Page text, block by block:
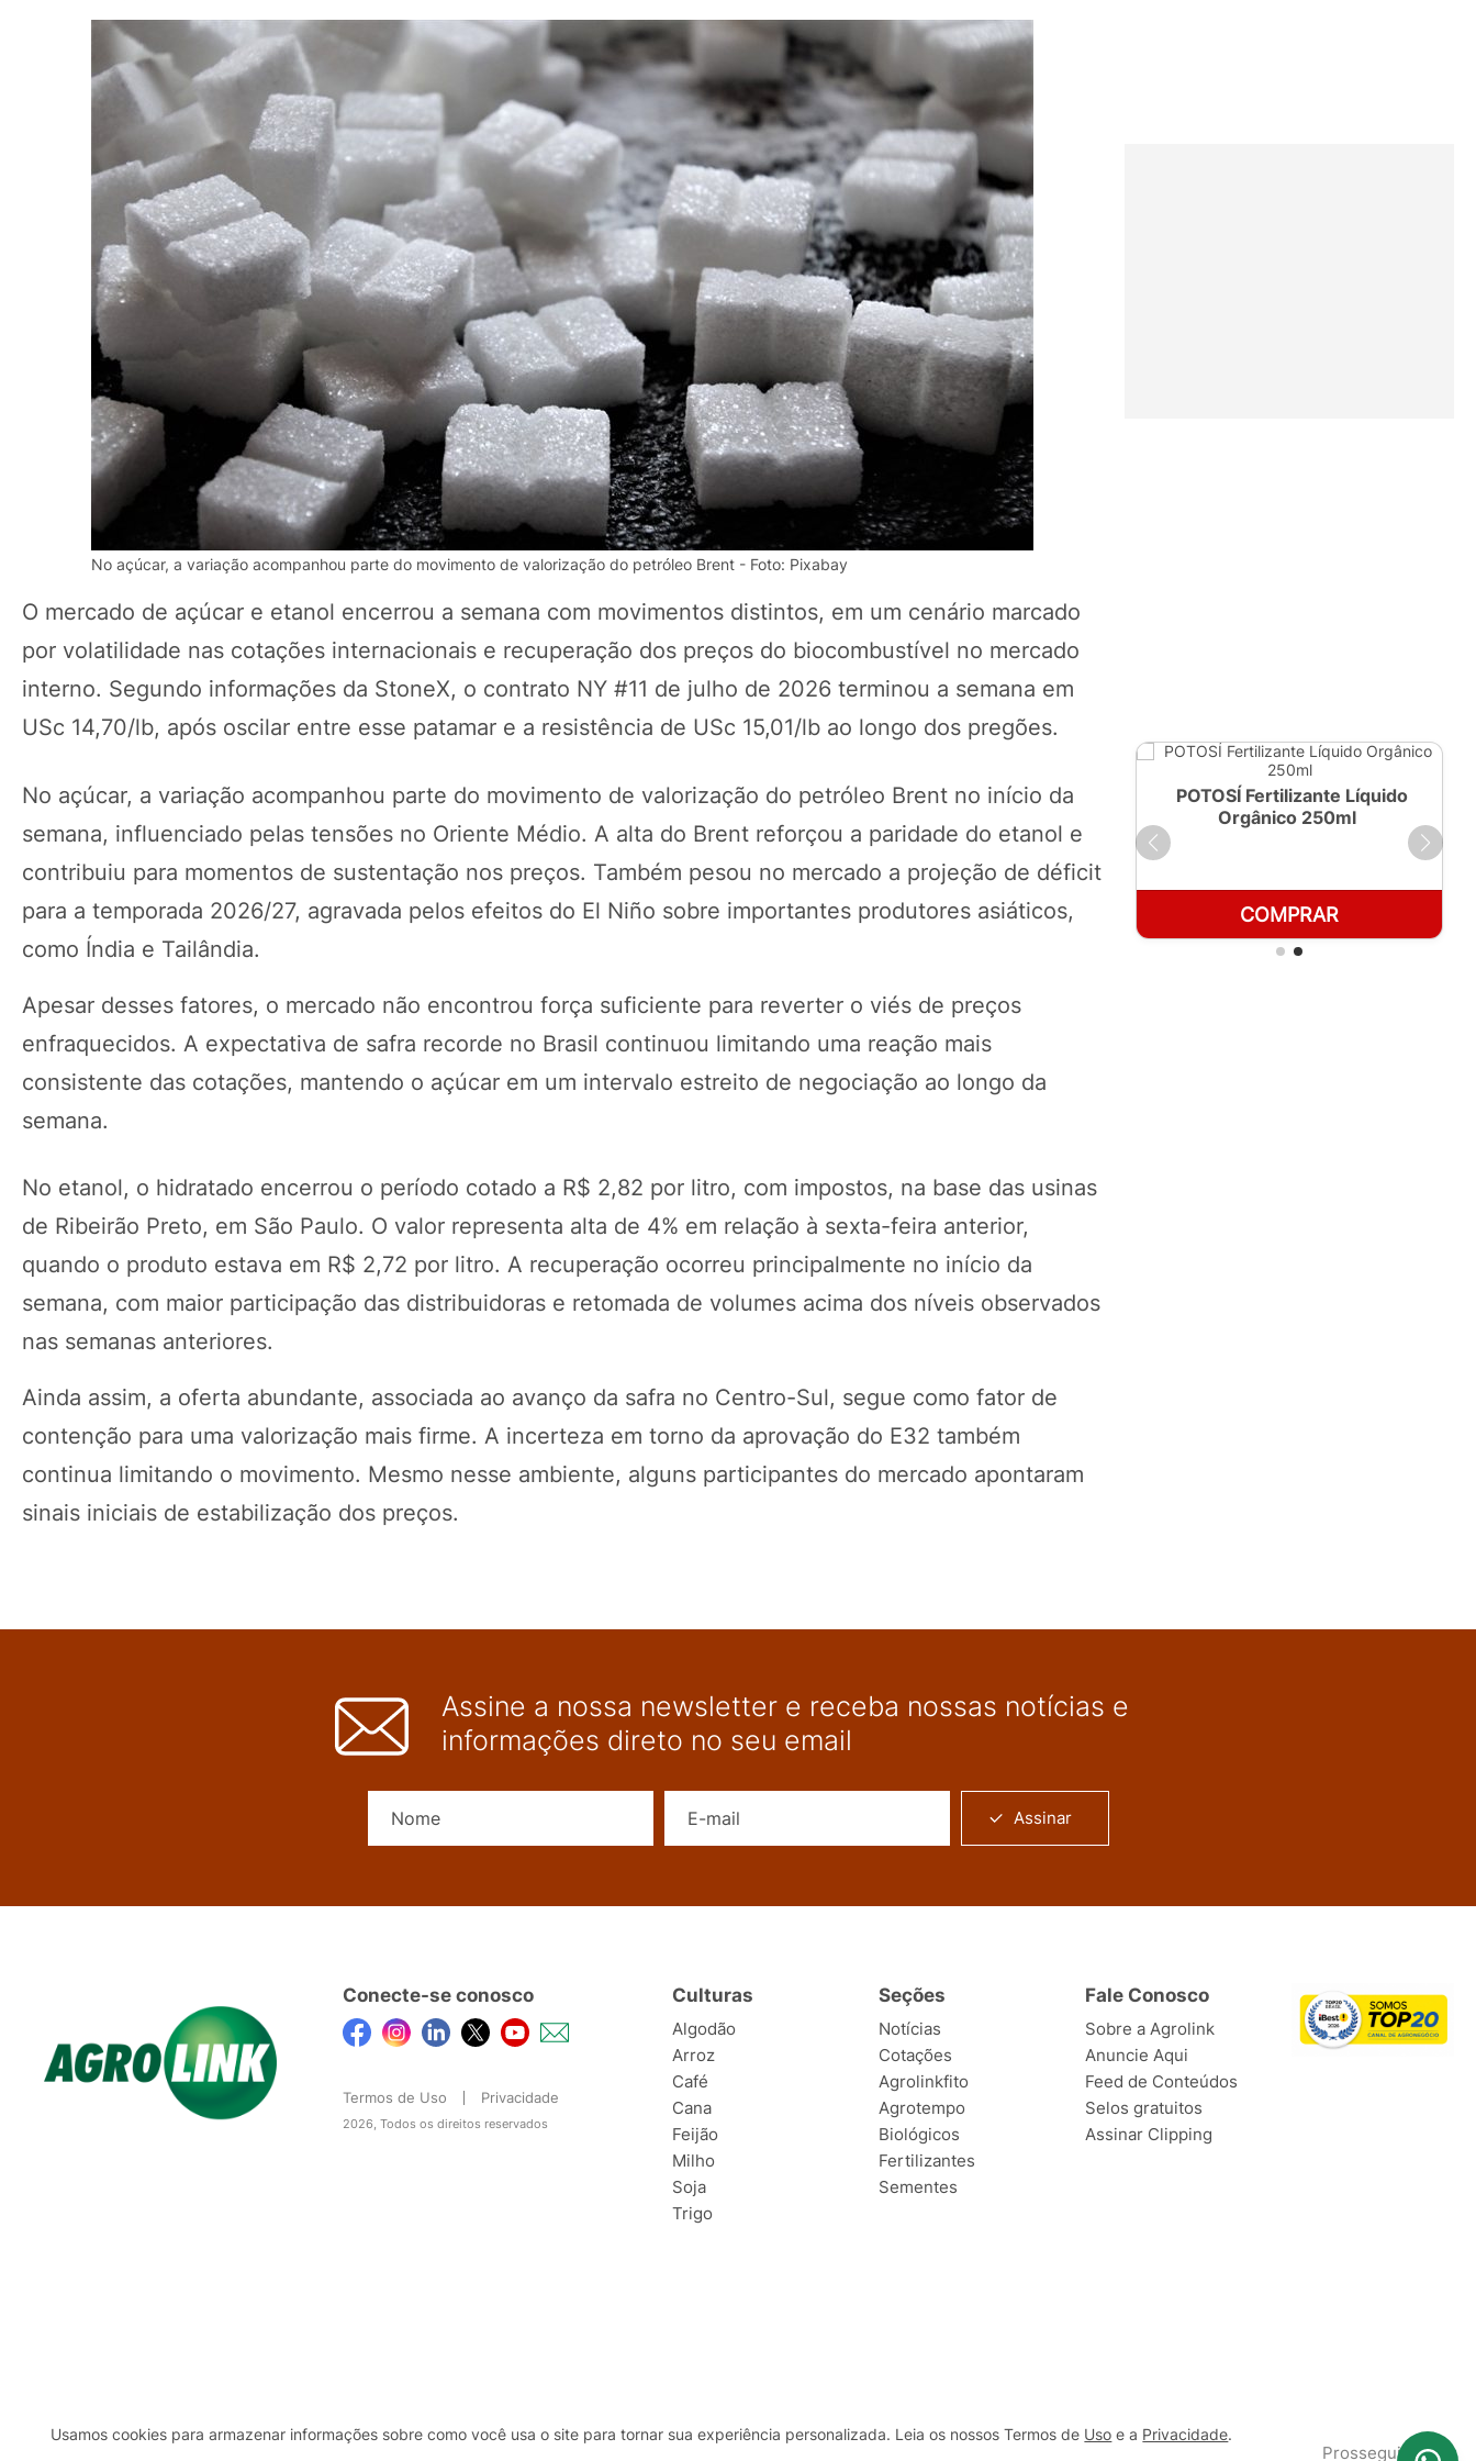
No açúcar, a variação acompanhou parte do movimento de valorização do petróleo Brent - Foto: Pixabay
O mercado de açúcar e etanol encerrou a semana com movimentos distintos, em um cenário marcado
por volatilidade nas cotações internacionais e recuperação dos preços do biocombustível no mercado
interno. Segundo informações da StoneX, o contrato NY #11 de julho de 2026 terminou a semana em
USc 14,70/lb, após oscilar entre esse patamar e a resistência de USc 15,01/lb ao longo dos pregões.
No açúcar, a variação acompanhou parte do movimento de valorização do petróleo Brent no início da
semana, influenciado pelas tensões no Oriente Médio. A alta do Brent reforçou a paridade do etanol e
contribuiu para momentos de sustentação nos preços. Também pesou no mercado a projeção de déficit
para a temporada 2026/27, agravada pelos efeitos do El Niño sobre importantes produtores asiáticos,
como Índia e Tailândia.
Apesar desses fatores, o mercado não encontrou força suficiente para reverter o viés de preços
enfraquecidos. A expectativa de safra recorde no Brasil continuou limitando uma reação mais
consistente das cotações, mantendo o açúcar em um intervalo estreito de negociação ao longo da
semana.
No etanol, o hidratado encerrou o período cotado a R$ 2,82 por litro, com impostos, na base das usinas
de Ribeirão Preto, em São Paulo. O valor representa alta de 4% em relação à sexta-feira anterior,
quando o produto estava em R$ 2,72 por litro. A recuperação ocorreu principalmente no início da
semana, com maior participação das distribuidoras e retomada de volumes acima dos níveis observados
nas semanas anteriores.
Ainda assim, a oferta abundante, associada ao avanço da safra no Centro-Sul, segue como fator de
contenção para uma valorização mais firme. A incerteza em torno da aprovação do E32 também
continua limitando o movimento. Mesmo nesse ambiente, alguns participantes do mercado apontaram
sinais iniciais de estabilização dos preços.
POTOSÍ Fertilizante Líquido
COMPRAR
POTOSÍ Fertilizante Líquido
Orgânico 250ml
COMPRAR
Assine a nossa newsletter e receba nossas notícias e
informações direto no seu email
Assinar
Conecte-se conosco
Termos de Uso Privacidade
2026, Todos os direitos reservados
Culturas
Algodão
Arroz
Café
Cana
Feijão
Milho
Soja
Trigo
Seções
Notícias
Cotações
Agrolinkfito
Agrotempo
Biológicos
Fertilizantes
Sementes
Fale Conosco
Sobre a Agrolink
Anuncie Aqui
Feed de Conteúdos
Selos gratuitos
Assinar Clipping
Usamos cookies para armazenar informações sobre como você usa o site para tornar sua experiência personalizada. Leia os nossos Termos de Uso e a Privacidade.
Prosseguir